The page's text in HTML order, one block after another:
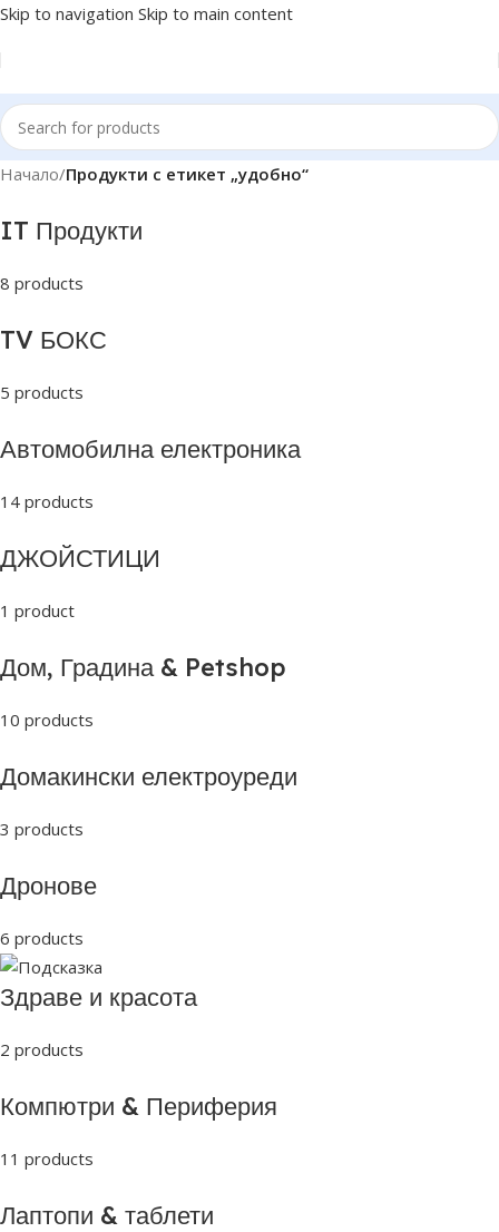
Skip to navigation Skip to main content
Начало/Продукти с етикет „удобно“
IT Продукти
8 products
TV БОКС
5 products
Автомобилна електроника
14 products
ДЖОЙСТИЦИ
1 product
Дом, Градина & Petshop
10 products
Домакински електроуреди
3 products
Дронове
6 products
Здраве и красота
2 products
Компютри & Периферия
11 products
Лаптопи & таблети